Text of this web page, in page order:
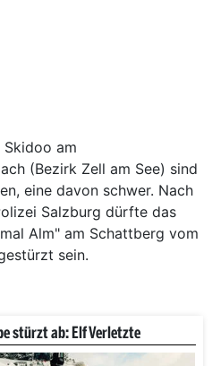
Skidoo am
(Bezirk Zell am See) sind
eine davon schwer. Nach
Salzburg dürfte das
Alm" am Schattberg vom
sein.
stürzt ab: Elf Verletzte